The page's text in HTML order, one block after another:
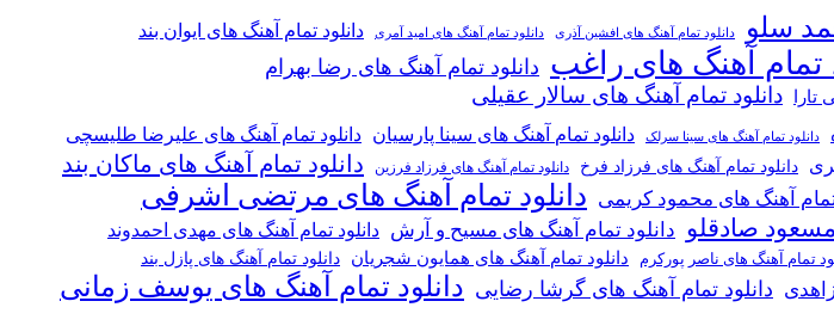
سلو دانلود تمام آهنگ های افشین آذری دانلود تمام آهنگ های امید آمری دانلود تمام آهنگ های ایوان بند
تمام آهنگ های راغب دانلود تمام آهنگ های رضا بهرام
دانلود تمام آهنگ های سالار عقیلی
دانلود تمام آهنگ های سینا سرلک دانلود تمام آهنگ های سینا پارسیان دانلود تمام آهنگ های علیرضا طلیسچی
دانلود تمام آهنگ های فرزاد فرخ دانلود تمام آهنگ های فرزاد فرزین دانلود تمام آهنگ های ماکان بند
تمام آهنگ های محمود کریمی دانلود تمام آهنگ های مرتضی اشرفی
مسعود صادقلو دانلود تمام آهنگ های مسیح و آرش دانلود تمام آهنگ های مهدی احمدوند
تمام آهنگ های ناصر پورکرم دانلود تمام آهنگ های همایون شجریان دانلود تمام آهنگ های پازل بند
دانلود تمام آهنگ های گرشا رضایی دانلود تمام آهنگ های یوسف زمانی